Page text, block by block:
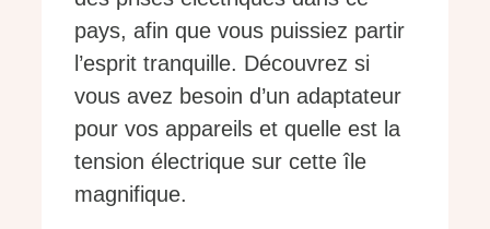
pays, afin que vous puissiez partir
l’esprit tranquille. Découvrez si
vous avez besoin d’un adaptateur
pour vos appareils et quelle est la
tension électrique sur cette île
magnifique.